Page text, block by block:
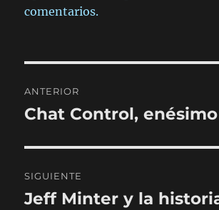
comentarios.
de
ANTERIOR
Entrada
Chat Control,
SIGUIENTE
Entrada
Jeff Minter y la